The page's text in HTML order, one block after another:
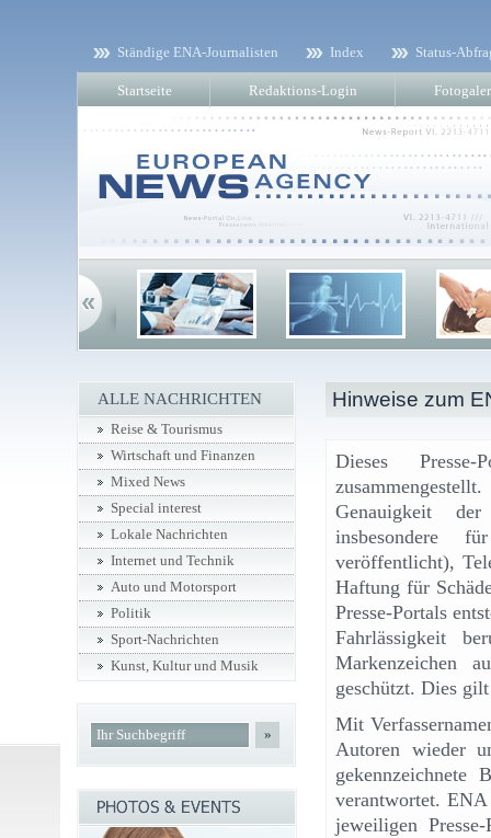
Ständige ENA-Journalisten Index Status-
Startseite Redaktions-Login
Hinweise zum
Dieses
Genauigkeit
insbesondere
veröffentlicht),
Haftung für
Presse-Portals
Fahrlässigkeit
Markenzeichen
geschützt. Dies
Mit
Autoren wieder
verantwortet.
jeweiligen
ALLE NACHRICHTEN
Reise & Tourismus
Wirtschaft und Finanzen
Mixed News
Special interest
Lokale Nachrichten
Internet und Technik
Auto und Motorsport
Politik
Sport-Nachrichten
Kunst, Kultur und Musik
»